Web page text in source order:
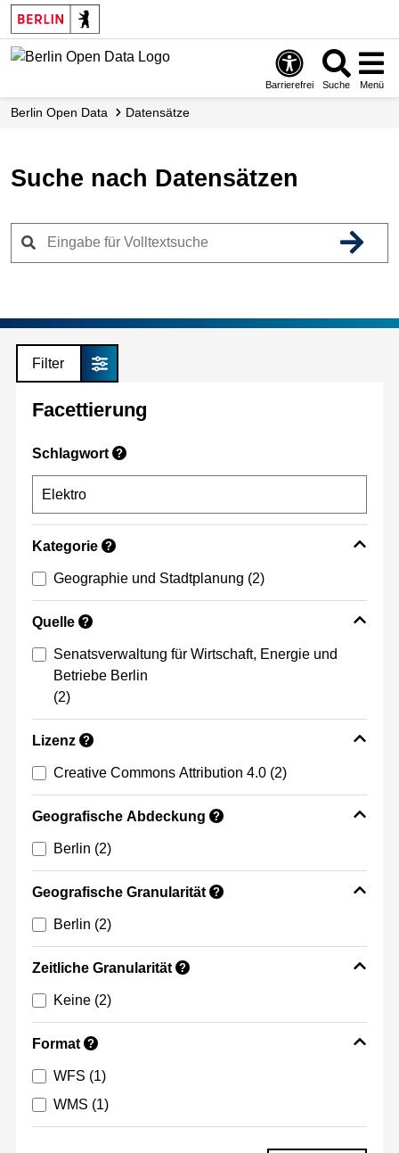
Skip
to
main
Barrierefrei Suche Menü
Berlin Open Data Datensätze
Suche nach Datensätzen
Filter
Facettierung
Schlagwort ?
Kategorie ?
Geographie und Stadtplanung (2)
Quelle ?
Senatsverwaltung für Wirtschaft, Energie und
Betriebe Berlin
(2)
Lizenz ?
Creative Commons Attribution 4.0 (2)
Geografische Abdeckung ?
Berlin (2)
Geografische Granularität ?
Berlin (2)
Zeitliche Granularität ?
Keine (2)
Format ?
WFS (1)
WMS (1)